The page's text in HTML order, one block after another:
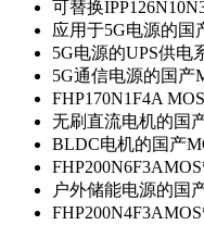
可替换
应用于5G电源的国
5G电源的UPS供电
5G通信电源的国产
FHP170N1F4A
无刷直流电机的国
BLDC电机的国产
户外储能电源的国